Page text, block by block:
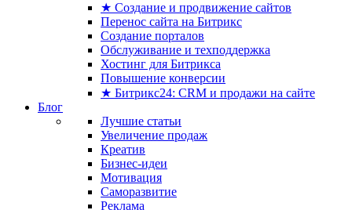
★ Создание и продвижение сайтов
Перенос сайта на Битрикс
Создание порталов
Обслуживание и техподдержка
Хостинг для Битрикса
Повышение конверсии
★ Битрикс24: CRM и продажи на сайте
Блог
Лучшие статьи
Увеличение продаж
Креатив
Бизнес-идеи
Мотивация
Саморазвитие
Реклама